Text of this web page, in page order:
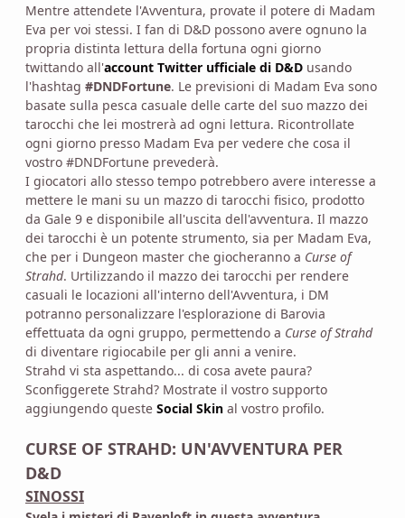
Mentre attendete l'Avventura, provate il potere di Madam
Eva per voi stessi. I fan di D&D possono avere ognuno la
propria distinta lettura della fortuna ogni giorno
twittando all'account Twitter ufficiale di D&D usando
l'hashtag #DNDFortune. Le previsioni di Madam Eva sono
basate sulla pesca casuale delle carte del suo mazzo dei
tarocchi che lei mostrerà ad ogni lettura. Ricontrollate
ogni giorno presso Madam Eva per vedere che cosa il
vostro #DNDFortune prevederà.
I giocatori allo stesso tempo potrebbero avere interesse a
mettere le mani su un mazzo di tarocchi fisico, prodotto
da Gale 9 e disponibile all'uscita dell'avventura. Il mazzo
dei tarocchi è un potente strumento, sia per Madam Eva,
che per i Dungeon master che giocheranno a Curse of
Strahd. Urtilizzando il mazzo dei tarocchi per rendere
casuali le locazioni all'interno dell'Avventura, i DM
potranno personalizzare l'esplorazione di Barovia
effettuata da ogni gruppo, permettendo a Curse of Strahd
di diventare rigiocabile per gli anni a venire.
Strahd vi sta aspettando... di cosa avete paura?
Sconfiggerete Strahd? Mostrate il vostro supporto
aggiungendo queste Social Skin al vostro profilo.
CURSE OF STRAHD: UN'AVVENTURA PER
D&D
SINOSSI